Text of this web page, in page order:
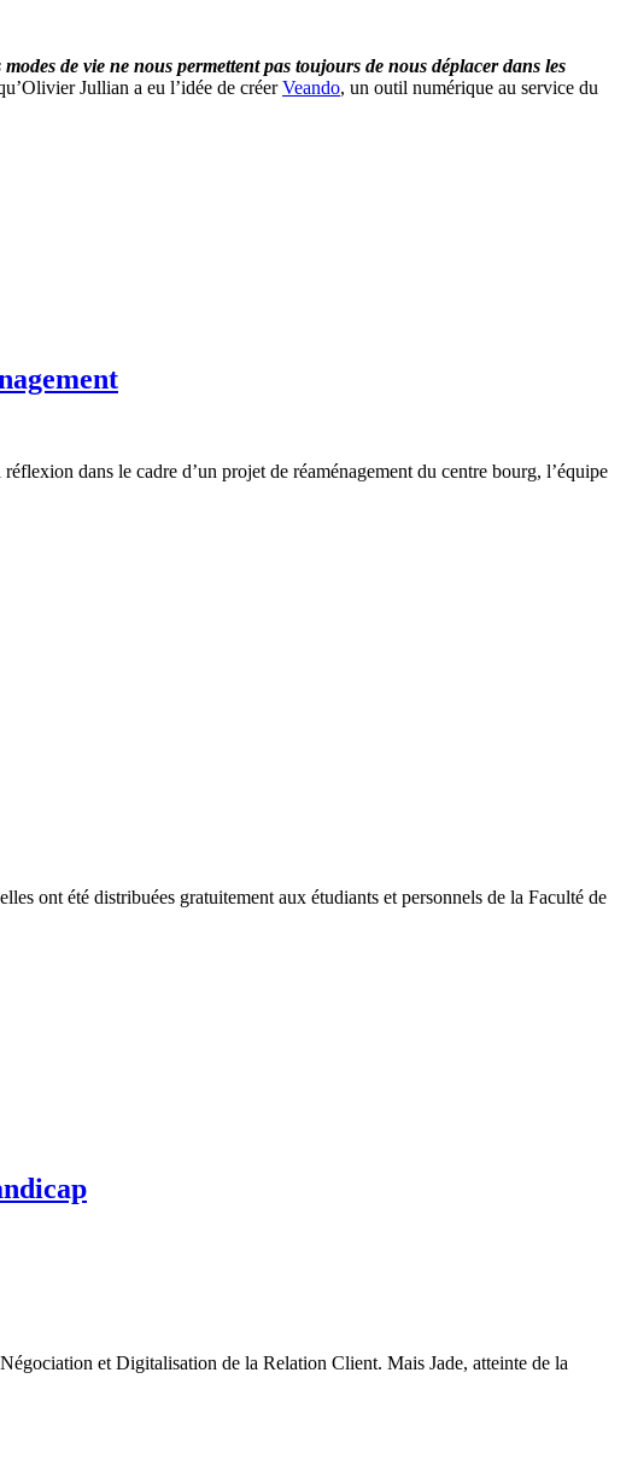
de vie ne nous permettent pas toujours de nous déplacer dans les
Jullian a eu l’idée de créerVeando, un outil numérique au service du
dans le cadre d’un projet de réaménagement du centre bourg, l’équipe
ont été distribuées gratuitement aux étudiants et personnels de la Faculté de
et Digitalisation de la Relation Client. Mais Jade, atteinte de la